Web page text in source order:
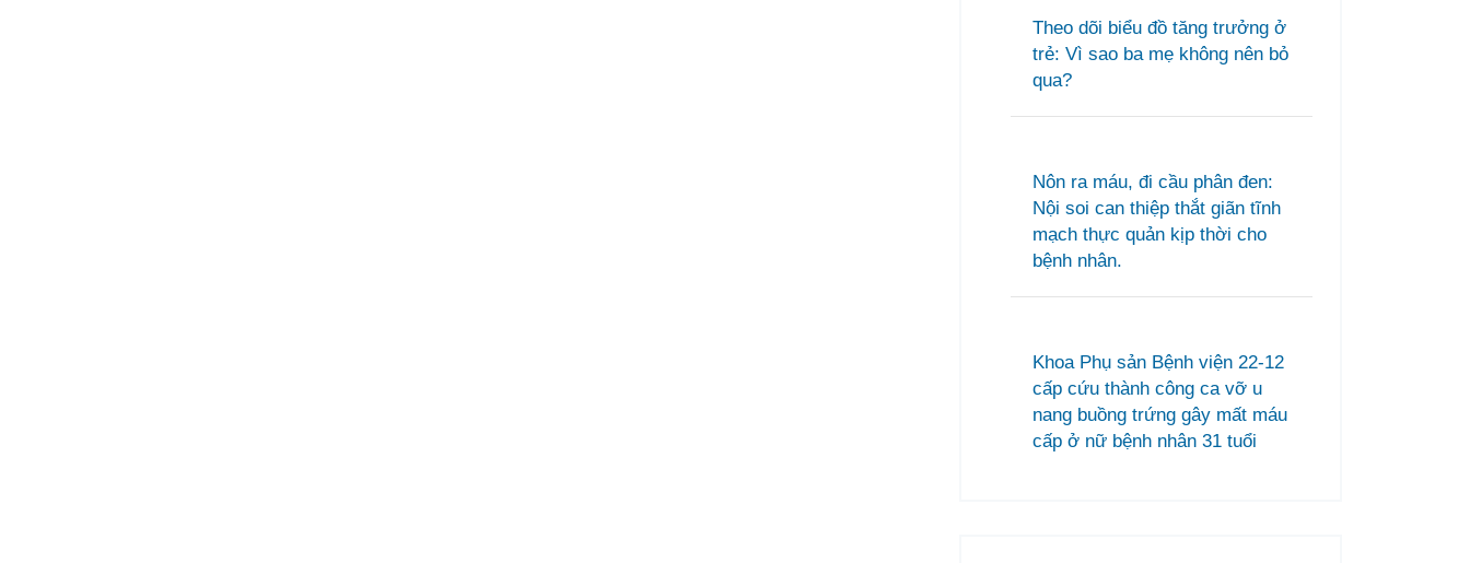
Theo dõi biểu đồ tăng trưởng ở
trẻ: Vì sao ba mẹ không nên bỏ
qua?
Nôn ra máu, đi cầu phân đen:
Nội soi can thiệp thắt giãn tĩnh
mạch thực quản kịp thời cho
bệnh nhân.
Khoa Phụ sản Bệnh viện 22-12
cấp cứu thành công ca vỡ u
nang buồng trứng gây mất máu
cấp ở nữ bệnh nhân 31 tuổi